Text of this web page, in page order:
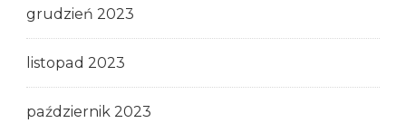
grudzień 2023
listopad 2023
październik 2023